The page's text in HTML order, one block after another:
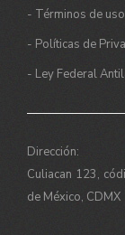
- Términos de uso
- Políticas de
- Ley Federal
Dirección:
Culiacan 123,
de México, CDMX